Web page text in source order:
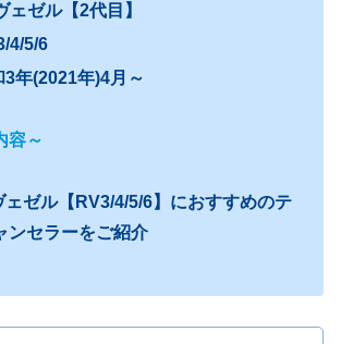
ェゼル【2代目】
4/5/6
年(2021年)4月～
容～
ェゼル【RV3/4/5/6】におすすめのテ
ンセラーをご紹介